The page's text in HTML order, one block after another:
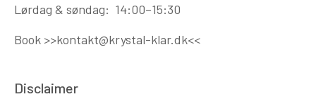
Lørdag & søndag: 14:00–15:30
Book >>kontakt@krystal-klar.dk<<
Disclaimer